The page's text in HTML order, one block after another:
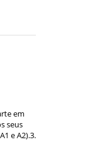
em
seus
e A2).3.